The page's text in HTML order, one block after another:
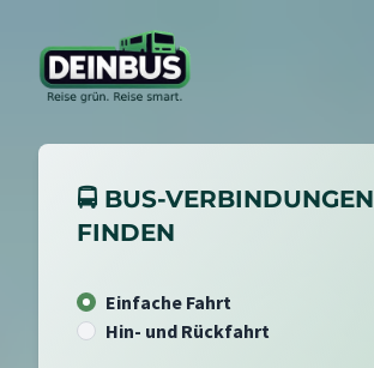
🚍 BUS-VERBINDUNGEN
FINDEN
Einfache Fahrt
Hin- und Rückfahrt